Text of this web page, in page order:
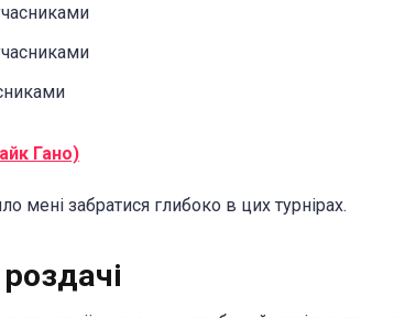
Гано)
мені забратися глибоко в цих турнірах.